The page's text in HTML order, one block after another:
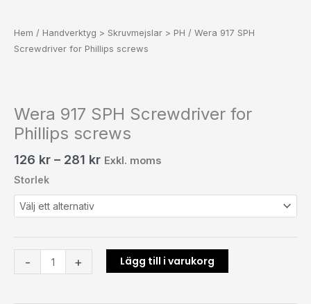
Hem / Handverktyg > Skruvmejslar > PH / Wera 917 SPH
Screwdriver for Phillips screws
Wera 917 SPH Screwdriver for
Phillips screws
126 kr – 281 kr Exkl. moms
Storlek
- + Lägg till i varukorg